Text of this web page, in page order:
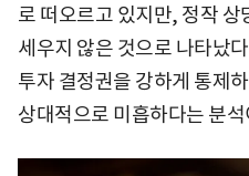
로 떠오르고 있지만, 정작
세우지 않은 것으로 나타났
투자 결정권을 강하게 통제
상대적으로 미흡하다는 분